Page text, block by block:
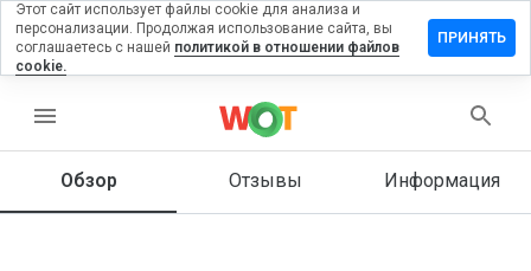
menu
Обзор Отзывы Информация
отзыв на
вы
Этот сайт использует файлы cookie для анализа и
персонализации. Продолжая использование сайта, вы
соглашаетесь с нашей политикой в отношении файлов
cookie.
ПРИНЯТЬ